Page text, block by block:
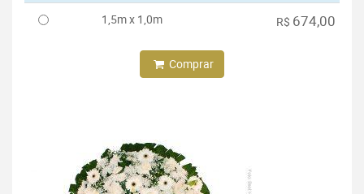
1,5m x 1,0m R$ 674,00
Comprar